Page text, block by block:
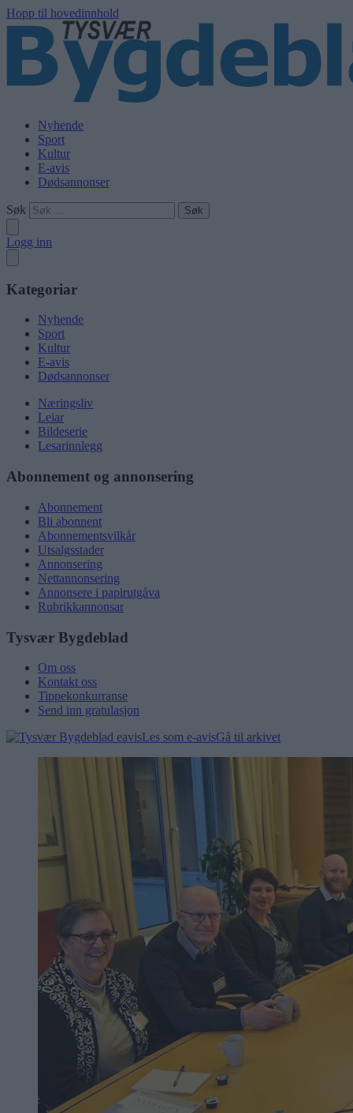
Hopp til hovedinnhold
Nyhende
Sport
Kultur
E-avis
Dødsannonser
Søk
Logg inn
Kategoriar
Nyhende
Sport
Kultur
E-avis
Dødsannonser
Næringsliv
Leiar
Bildeserie
Lesarinnlegg
Abonnement og annonsering
Abonnement
Bli abonnent
Abonnementsvilkår
Utsalgsstader
Annonsering
Nettannonsering
Annonsere i papirutgåva
Rubrikkannonsar
Tysvær Bygdeblad
Om oss
Kontakt oss
Tippekonkurranse
Send inn gratulasjon
Les som e-avisGå til arkivet